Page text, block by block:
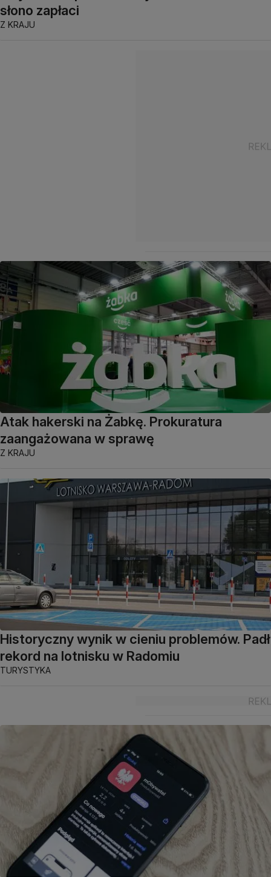
słono zapłaci
Z KRAJU
Atak hakerski na Żabkę. Prokuratura
zaangażowana w sprawę
Z KRAJU
Historyczny wynik w cieniu problemów. Padł
rekord na lotnisku w Radomiu
TURYSTYKA